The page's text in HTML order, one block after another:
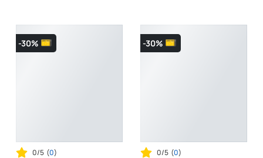
-30%
0/5 (0)
-30%
0/5 (0)